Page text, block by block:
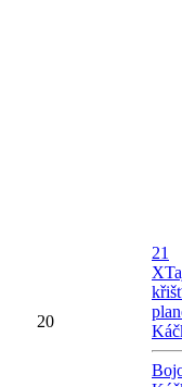
20
21
X